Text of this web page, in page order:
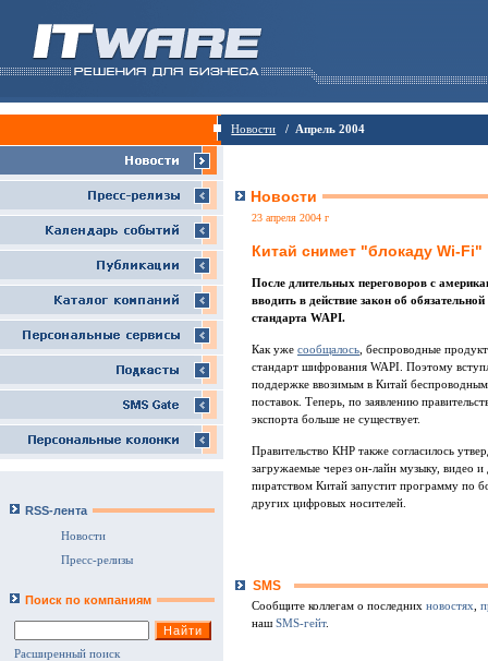
Новости / Апрель 2004
RSS-лента
Новости
Пресс-релизы
Поиск по компаниям
Расширенный поиск
Новости
23 апреля 2004 г
Китай снимет "блокаду Wi-Fi"
После длительных переговоров с
вводить в действие закон об
стандарта WAPI.
Как уже сообщалось , беспроводные
стандарт шифрования WAPI. Поэтому
поддержке ввозимым в Китай
поставок. Теперь, по заявлению
экспорта больше не существует.
Правительство КНР также согласилось
загружаемые через он-лайн музыку, видео
пиратством Китай запустит программу по
других цифровых носителей.
SMS
Сообщите коллегам о последних новостях
наш SMS-гейт.